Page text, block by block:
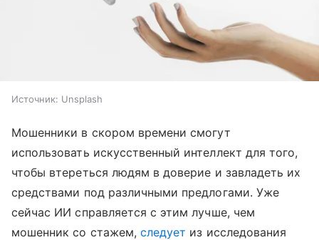
Источник: Unsplash
Мошенники в скором времени смогут
использовать искусственный интеллект для того,
чтобы втереться людям в доверие и завладеть их
средствами под различными предлогами. Уже
сейчас ИИ справляется с этим лучше, чем
мошенник со стажем, следует из исследования